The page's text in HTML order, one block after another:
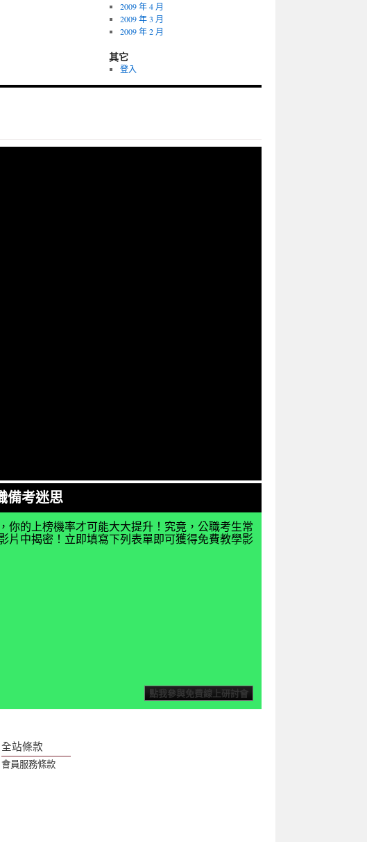
2009 年 4 月
2009 年 3 月
2009 年 2 月
其它
登入
備考迷思
你的上榜機率才可能大大提升！究竟，公職考生常
片中揭密！立即填寫下列表單即可獲得免費教學影
全站條款
會員服務條款